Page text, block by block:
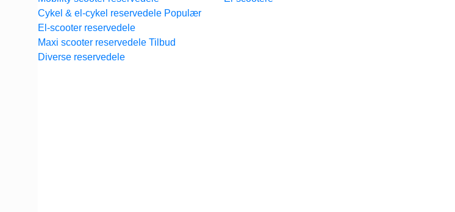
Cykel & el-cykel reservedele
El-scooter reservedele
Maxi scooter reservedele
Diverse reservedele